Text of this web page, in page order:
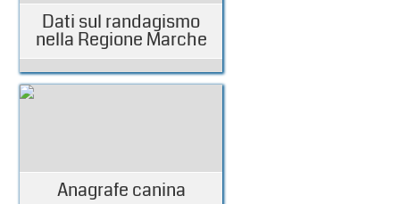
Dati sul randagismo
nella Regione Marche
Anagrafe canina